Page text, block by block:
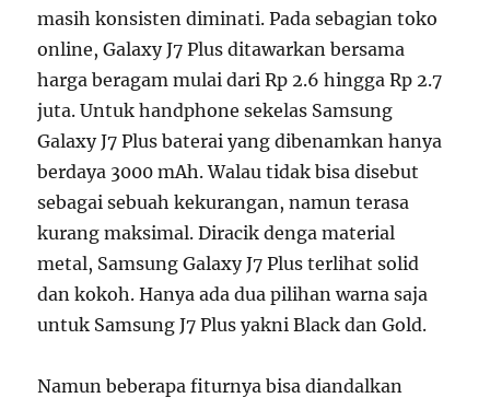
masih konsisten diminati. Pada sebagian toko
online, Galaxy J7 Plus ditawarkan bersama
harga beragam mulai dari Rp 2.6 hingga Rp 2.7
juta. Untuk handphone sekelas Samsung
Galaxy J7 Plus baterai yang dibenamkan hanya
berdaya 3000 mAh. Walau tidak bisa disebut
sebagai sebuah kekurangan, namun terasa
kurang maksimal. Diracik denga material
metal, Samsung Galaxy J7 Plus terlihat solid
dan kokoh. Hanya ada dua pilihan warna saja
untuk Samsung J7 Plus yakni Black dan Gold.
Namun beberapa fiturnya bisa diandalkan